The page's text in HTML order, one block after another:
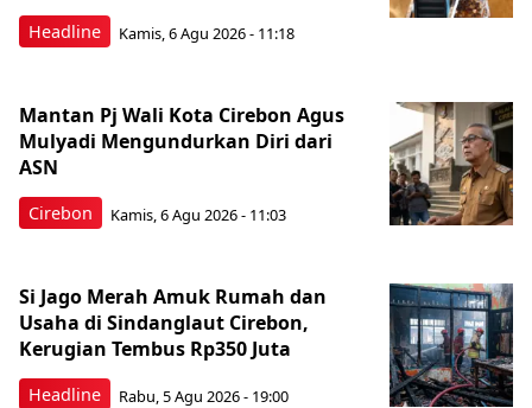
Headline Kamis, 6 Agu 2026 - 11:18
Cirebon
Mantan Pj Wali Kota Cirebon Agus
Mulyadi Mengundurkan Diri dari
ASN
Kamis, 6 Agu 2026 - 11:03
Headline
Si Jago Merah Amuk Rumah dan
Usaha di Sindanglaut Cirebon,
Kerugian Tembus Rp350 Juta
Rabu, 5 Agu 2026 - 19:00